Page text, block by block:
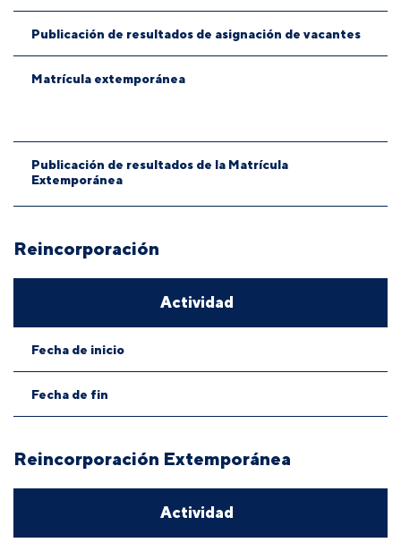
Publicación de resultados de asignación de vacantes
Matrícula extemporánea
Publicación de resultados de la Matrícula
Extemporánea
Reincorporación
Actividad
Fecha de inicio
Fecha de fin
Reincorporación Extemporánea
Actividad